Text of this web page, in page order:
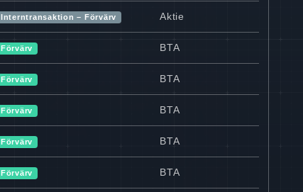
Interntransaktion – Förvärv Aktie
Förvärv BTA
Förvärv BTA
Förvärv BTA
Förvärv BTA
Förvärv BTA